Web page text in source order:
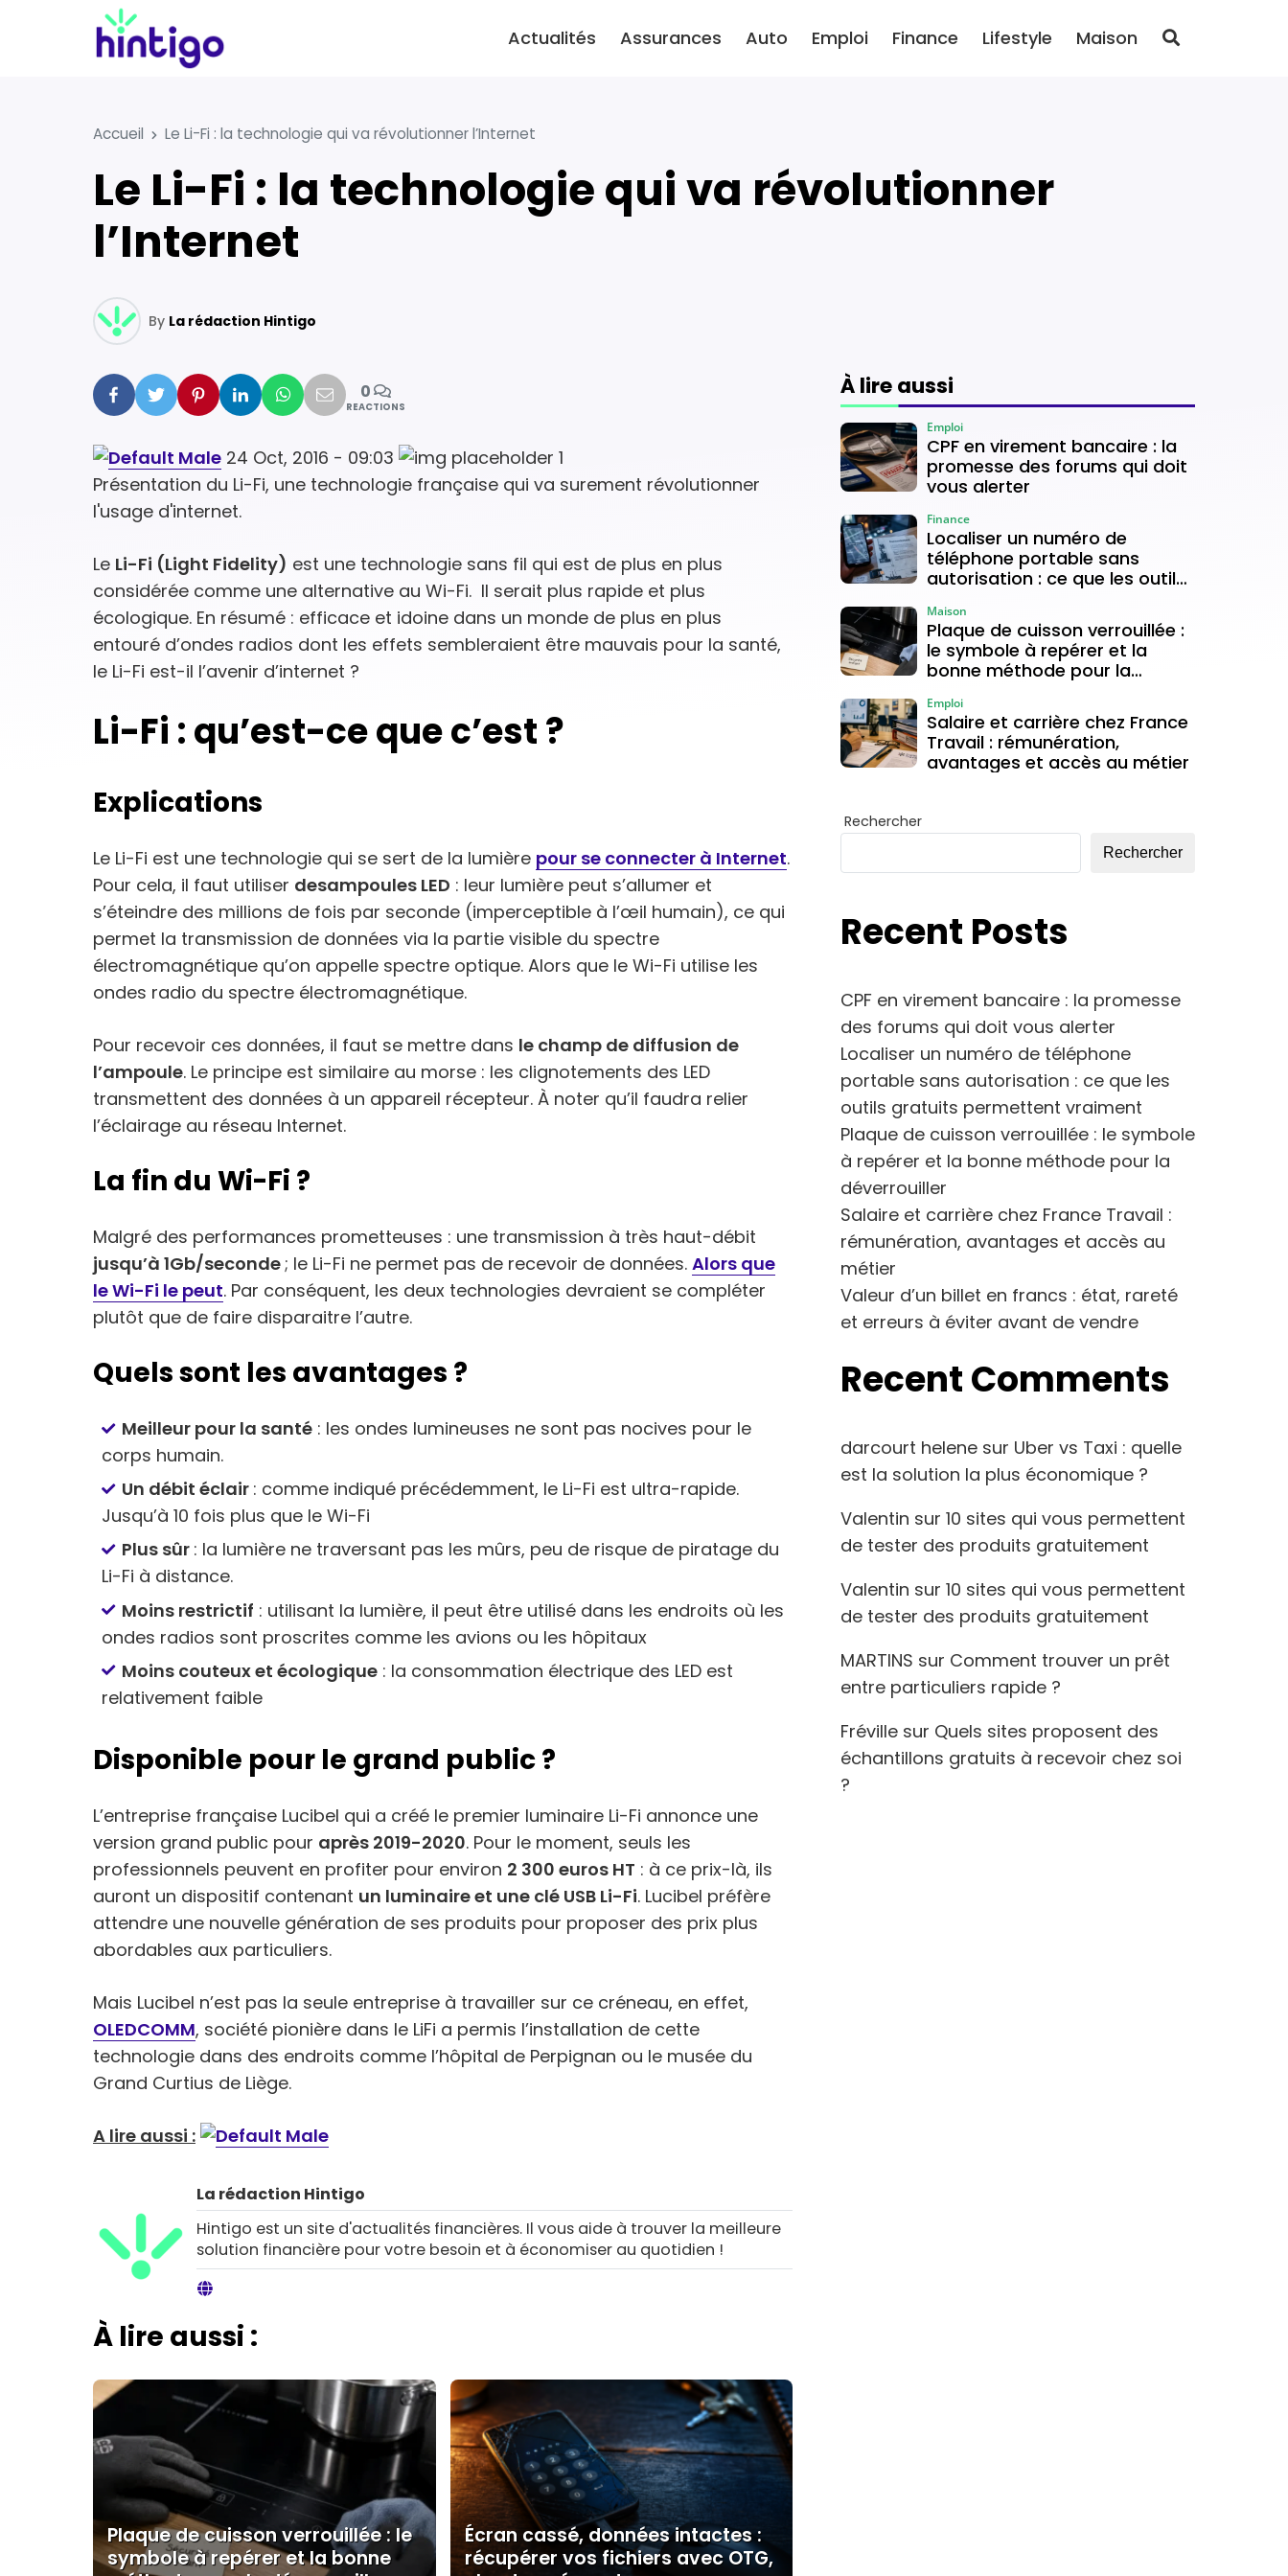
Actualités Assurances Auto Emploi Finance Lifestyle Maison
Accueil Le Li-Fi : la technologie qui va révolutionner l’Internet
Le Li-Fi : la technologie qui va révolutionner
l’Internet
By La rédaction Hintigo
Facebook
Twitter PinterestLinkedinWhatsapp
Mail0
REACTIONS
24 Oct, 2016 - 09:03
Présentation du Li-Fi, une technologie française qui va surement révolutionner
l'usage d'internet.
Le Li-Fi (Light Fidelity) est une technologie sans fil qui est de plus en plus
considérée comme une alternative au Wi-Fi. Il serait plus rapide et plus
écologique. En résumé : efficace et idoine dans un monde de plus en plus
entouré d’ondes radios dont les effets sembleraient être mauvais pour la santé,
le Li-Fi est-il l’avenir d’internet ?
Li-Fi : qu’est-ce que c’est ?
Explications
Le Li-Fi est une technologie qui se sert de la lumière pour se connecter à Internet.
Pour cela, il faut utiliser desampoules LED : leur lumière peut s’allumer et
s’éteindre des millions de fois par seconde (imperceptible à l’œil humain), ce qui
permet la transmission de données via la partie visible du spectre
électromagnétique qu’on appelle spectre optique. Alors que le Wi-Fi utilise les
ondes radio du spectre électromagnétique.
Pour recevoir ces données, il faut se mettre dans le champ de diffusion de
l’ampoule. Le principe est similaire au morse : les clignotements des LED
transmettent des données à un appareil récepteur. À noter qu’il faudra relier
l’éclairage au réseau Internet.
La fin du Wi-Fi ?
Malgré des performances prometteuses : une transmission à très haut-débit
jusqu’à 1Gb/seconde; le Li-Fi ne permet pas de recevoir de données. Alors que
le Wi-Fi le peut. Par conséquent, les deux technologies devraient se compléter
plutôt que de faire disparaitre l’autre.
Quels sont les avantages ?
Meilleur pour la santé : les ondes lumineuses ne sont pas nocives pour le
corps humain.
Un débit éclair : comme indiqué précédemment, le Li-Fi est ultra-rapide.
Jusqu’à 10 fois plus que le Wi-Fi
Plus sûr : la lumière ne traversant pas les mûrs, peu de risque de piratage du
Li-Fi à distance.
Moins restrictif : utilisant la lumière, il peut être utilisé dans les endroits où les
ondes radios sont proscrites comme les avions ou les hôpitaux
Moins couteux et écologique : la consommation électrique des LED est
relativement faible
Disponible pour le grand public ?
L’entreprise française Lucibel qui a créé le premier luminaire Li-Fi annonce une
version grand public pour après 2019-2020. Pour le moment, seuls les
professionnels peuvent en profiter pour environ 2 300 euros HT : à ce prix-là, ils
auront un dispositif contenant un luminaire et une clé USB Li-Fi. Lucibel préfère
attendre une nouvelle génération de ses produits pour proposer des prix plus
abordables aux particuliers.
Mais Lucibel n’est pas la seule entreprise à travailler sur ce créneau, en effet,
OLEDCOMM, société pionière dans le LiFi a permis l’installation de cette
technologie dans des endroits comme l’hôpital de Perpignan ou le musée du
Grand Curtius de Liège.
A lire aussi :
La rédaction Hintigo
Hintigo est un site d'actualités financières. Il vous aide à trouver la meilleure
solution financière pour votre besoin et à économiser au quotidien !
À lire aussi :
Plaque de cuisson verrouillée : le
symbole à repérer et la bonne
Écran cassé, données intactes :
récupérer vos fichiers avec OTG,
À lire aussi
CPF en virement bancaire : la
promesse des forums qui doit
vous alerter
Emploi
Localiser un numéro de
téléphone portable sans
autorisation : ce que les outils
Finance
Plaque de cuisson verrouillée :
le symbole à repérer et la
bonne méthode pour la
Maison
Salaire et carrière chez France
Travail : rémunération,
avantages et accès au métier
Emploi
Rechercher
Rechercher
Recent Posts
CPF en virement bancaire : la promesse
des forums qui doit vous alerter
Localiser un numéro de téléphone
portable sans autorisation : ce que les
outils gratuits permettent vraiment
Plaque de cuisson verrouillée : le symbole
à repérer et la bonne méthode pour la
déverrouiller
Salaire et carrière chez France Travail :
rémunération, avantages et accès au
métier
Valeur d’un billet en francs : état, rareté
et erreurs à éviter avant de vendre
Recent Comments
darcourt helene sur Uber vs Taxi : quelle
est la solution la plus économique ?
Valentin sur 10 sites qui vous permettent
de tester des produits gratuitement
Valentin sur 10 sites qui vous permettent
de tester des produits gratuitement
MARTINS sur Comment trouver un prêt
entre particuliers rapide ?
Fréville sur Quels sites proposent des
échantillons gratuits à recevoir chez soi
?